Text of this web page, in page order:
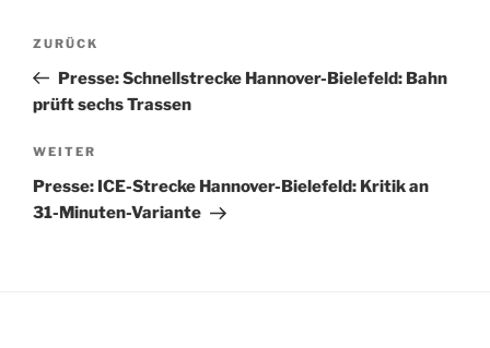
Beitragsnavigation
Vorheriger
Beitrag
ZURÜCK
Presse: Schnellstrecke Hannover-Bielefeld: Bahn
prüft sechs Trassen
Nächster
Beitrag
WEITER
Presse: ICE-Strecke Hannover-Bielefeld: Kritik an
31-Minuten-Variante